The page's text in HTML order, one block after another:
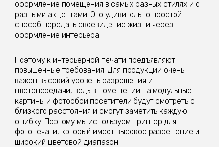
оформление помещения в самых разных стилях и с
разными акцентами. Это удивительно простой
способ передать своевидение жизни через
оформление интерьера.
Поэтому к интерьерной печати предъявляют
повышенные требования. Для продукции очень
важен высокий уровень разрешения и
цветопередачи, ведь в помещении на модульные
картины и фотообои посетители будут смотреть с
близкого расстояния и смогут заметить каждую
ошибку. Поэтому мы используем принтер для
фотопечати, который имеет высокое разрешение и
широкий цветовой диапазон.